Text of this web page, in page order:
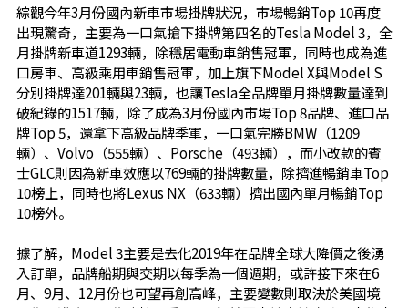
綜觀今年3月份國內新車市場掛牌狀況，市場暢銷Top 10再度
出現驚奇，主要為一口氣搶下掛牌第四名的Tesla Model 3，全
月掛牌新車道1293輛，除穩居電動車銷售冠軍，同時也成為進
口房車、高級乘用車銷售冠軍，加上旗下Model X與Model S
分別掛牌達201輛與23輛，也讓Tesla全品牌單月掛牌數量達到
破紀錄的1517輛，除了成為3月份國內市場Top 8品牌、進口品
牌Top 5，還拿下高級品牌季軍，一口氣完勝BMW（1209
輛）、Volvo（555輛）、Porsche（493輛），而小改款的賓
士GLC則因為新車效應以769輛的掛牌數量，除擠進暢銷車Top
10榜上，同時也將Lexus NX（633輛）擠出國內單月暢銷Top
10榜外。
據了解，Model 3主要是去化2019年在品牌全球大降價之後湧
入訂單，品牌船期與交期以每季為一個週期，或許接下來在6
月、9月、12月份也可望再創高峰，主要變數則取決於美國境